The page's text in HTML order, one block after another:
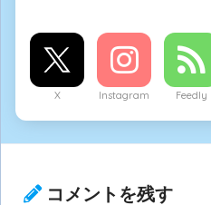
X Instagram Feedly
コメントを残す